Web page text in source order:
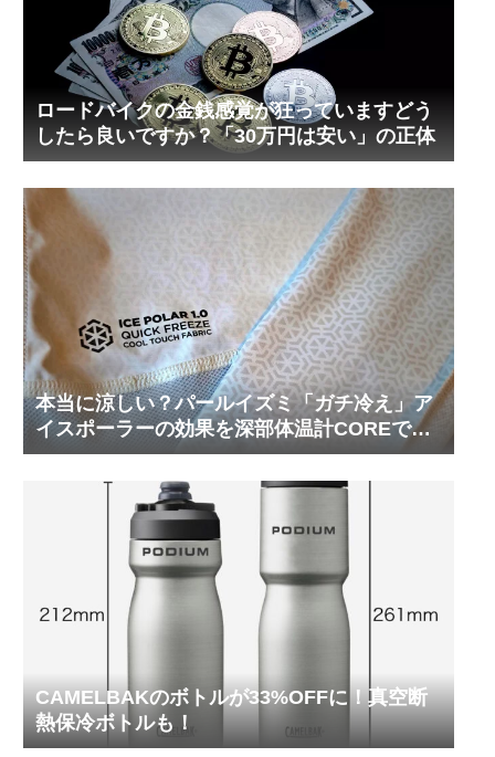
ロードバイクの金銭感覚が狂っていますどう
したら良いですか？「30万円は安い」の正体
本当に涼しい？パールイズミ「ガチ冷え」ア
イスポーラーの効果を深部体温計COREで測
ってみた
CAMELBAKのボトルが33%OFFに！真空断
熱保冷ボトルも！